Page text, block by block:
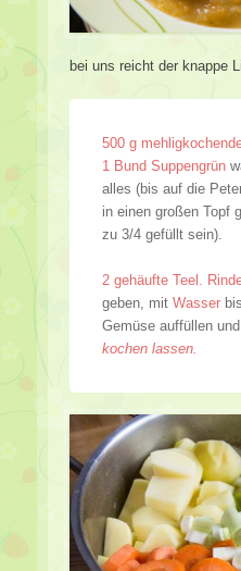
bei uns reicht der knappe
500 g
1 Bund Suppengrün
alles (bis auf die
in einen großen Topf
zu 3/4 gefüllt sein).
2 gehäufte Teel.
geben, mit Wasser
Gemüse auffüllen und
kochen lassen.